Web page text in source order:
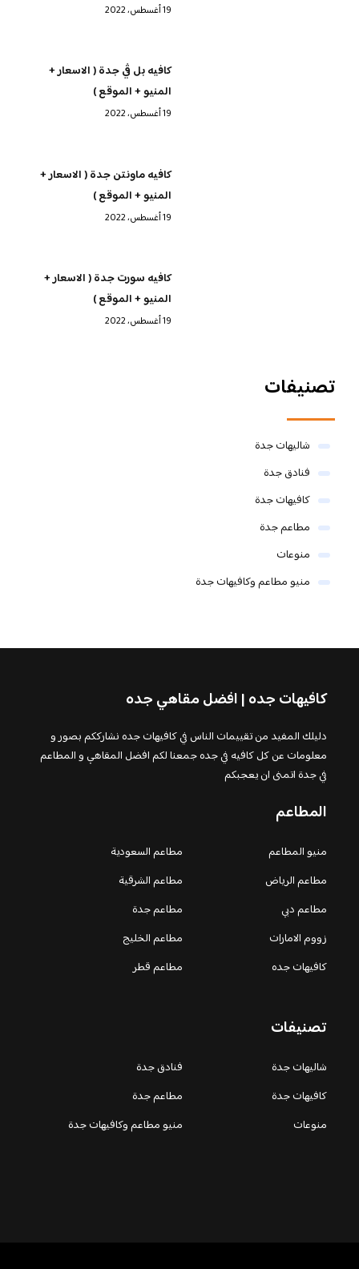
19 أغسطس، 2022
كافيه بل ڤي جدة ( الاسعار +
المنيو + الموقع )
19 أغسطس، 2022
كافيه ماونتن جدة ( الاسعار +
المنيو + الموقع )
19 أغسطس، 2022
كافيه سورت جدة ( الاسعار +
المنيو + الموقع )
19 أغسطس، 2022
تصنيفات
شاليهات جدة
فنادق جدة
كافيهات جدة
مطاعم جدة
منوعات
منيو مطاعم وكافيهات جدة
كافيهات جده | افضل مقاهي جده
دليلك المفيد من تقييمات الناس في كافيهات جده نشارككم بصور و
معلومات عن كل كافيه في جده جمعنا لكم افضل المقاهي و المطاعم
في جدة اتمنى ان يعجبكم
المطاعم
منيو المطاعم
مطاعم السعودية
مطاعم الرياض
مطاعم الشرقية
مطاعم دبي
مطاعم جدة
زووم الامارات
مطاعم الخليج
كافيهات جده
مطاعم قطر
تصنيفات
شاليهات جدة
فنادق جدة
كافيهات جدة
مطاعم جدة
منوعات
منيو مطاعم وكافيهات جدة